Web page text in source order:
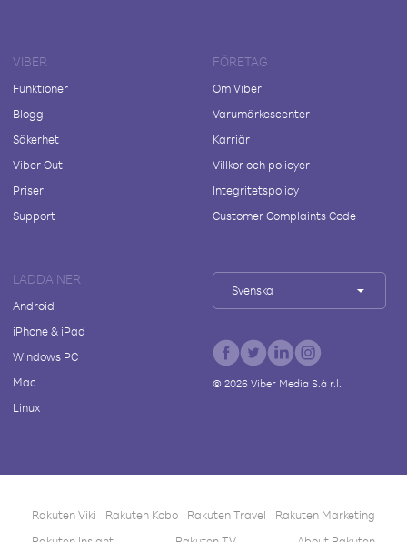
VIBER
Funktioner
Blogg
Säkerhet
Viber Out
Priser
Support
FÖRETAG
Om Viber
Varumärkescenter
Karriär
Villkor och policyer
Integritetspolicy
Customer Complaints Code
LADDA NER
Android
iPhone & iPad
Windows PC
Mac
Linux
Svenska
© 2026Viber Media S.à r.l.
Rakuten Viki Rakuten Kobo Rakuten Travel
Rakuten Marketing